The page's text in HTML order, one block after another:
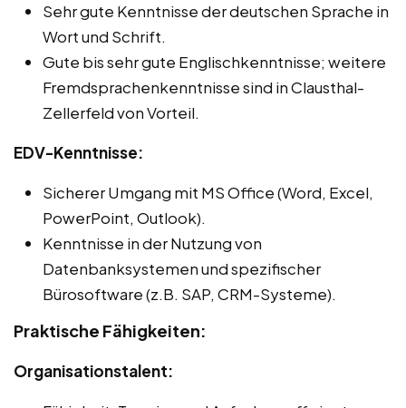
Sehr gute Kenntnisse der deutschen Sprache in
Wort und Schrift.
Gute bis sehr gute Englischkenntnisse; weitere
Fremdsprachenkenntnisse sind in Clausthal-
Zellerfeld von Vorteil.
EDV-Kenntnisse:
Sicherer Umgang mit MS Office (Word, Excel,
PowerPoint, Outlook).
Kenntnisse in der Nutzung von
Datenbanksystemen und spezifischer
Bürosoftware (z.B. SAP, CRM-Systeme).
Praktische Fähigkeiten:
Organisationstalent: